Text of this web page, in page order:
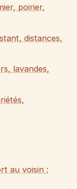
poirier,
distances,
lavandes,
au voisin :